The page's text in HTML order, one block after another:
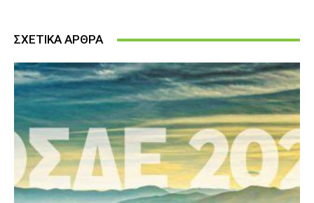
ΣΧΕΤΙΚΑ ΑΡΘΡΑ